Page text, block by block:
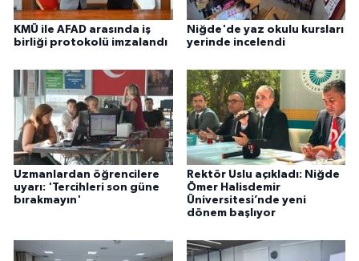
KMÜ ile AFAD arasında iş
birliği protokolü imzalandı
Niğde'de yaz okulu kursları
yerinde incelendi
Uzmanlardan öğrencilere
uyarı: 'Tercihleri son güne
bırakmayın'
Rektör Uslu açıkladı: Niğde
Ömer Halisdemir
Üniversitesi’nde yeni
dönem başlıyor